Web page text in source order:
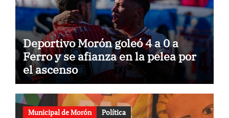
Deportivo Morón goleó 4 a 0 a
Ferro y se afianza en la pelea por
el ascenso
Municipal de Morón Política